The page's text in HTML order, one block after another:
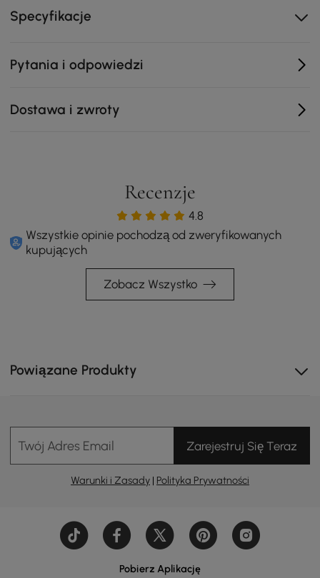
- Wykonane ze stali nierdzewnej, trwałe i niezawodne.
spustowe, odpływy i rury spustowe
Dzięki nachylonej konstrukcji w basenie nie stoi woda.
Specyfikacje
Pytania i odpowiedzi
Dostawa i zwroty
Recenzje
4.8
Wszystkie opinie pochodzą od zweryfikowanych
kupujących
Zobacz Wszystko
Powiązane Produkty
Twój Adres Email Zarejestruj Się Teraz
Warunki i Zasady | Polityka Prywatności
Pobierz Aplikację